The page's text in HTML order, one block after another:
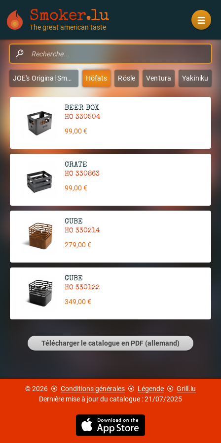
Smoker.lu
The great american taste
JOE's Original Smokers & Grills Höfats Rösle Ventura Yakiniku
BEER BOX
HO 330504
99,00 €
CRATE
HO 330863
99,00 €
CUBE
HO 330214
279,00 €
CUBE
HO 330122
349,00 €
Télécharger le catalogue en PDF (allemand)
© 2026 ⦿ Conditions générales ⦿ Légende ⦿ Grill.lu
Dernière mise à jour du catalogue : 21/07/2025